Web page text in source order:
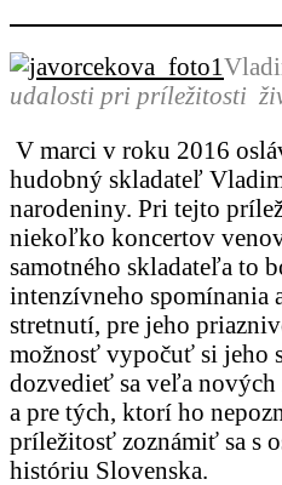
udalosti pri príležitosti
V marci v roku 2016
hudobný skladateľ
narodeniny. Pri tejto
niekoľko koncertov
samotného skladateľa to
intenzívneho spomínania
stretnutí, pre jeho
možnosť vypočuť si jeho
dozvedieť sa veľa
a pre tých, ktorí ho
príležitosť zoznámiť sa s
históriu Slovenska.